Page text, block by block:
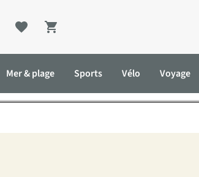
Shopping cart
Mer & plage Sports Vélo Voyage
: les 5 plus